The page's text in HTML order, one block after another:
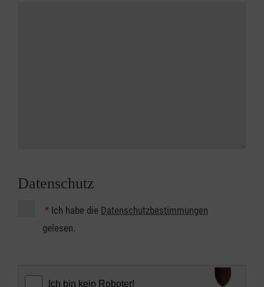
Datenschutz
* Ich habe die Datenschutzbestimmungen
gelesen.